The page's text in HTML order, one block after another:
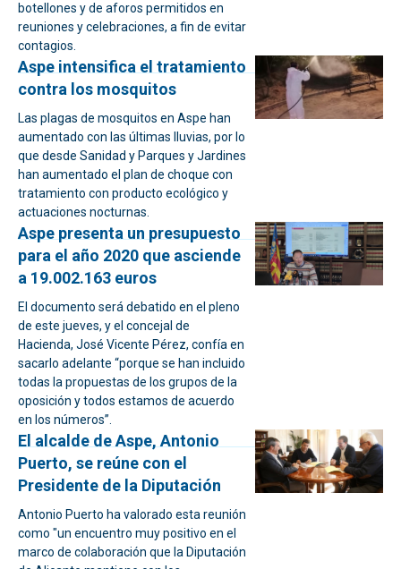
botellones y de aforos permitidos en
reuniones y celebraciones, a fin de evitar
contagios.
Aspe intensifica el tratamiento
contra los mosquitos
Las plagas de mosquitos en Aspe han
aumentado con las últimas lluvias, por lo
que desde Sanidad y Parques y Jardines
han aumentado el plan de choque con
tratamiento con producto ecológico y
actuaciones nocturnas.
Aspe presenta un presupuesto
para el año 2020 que asciende
a 19.002.163 euros
El documento será debatido en el pleno
de este jueves, y el concejal de
Hacienda, José Vicente Pérez, confía en
sacarlo adelante “porque se han incluido
todas la propuestas de los grupos de la
oposición y todos estamos de acuerdo
en los números”.
El alcalde de Aspe, Antonio
Puerto, se reúne con el
Presidente de la Diputación
Antonio Puerto ha valorado esta reunión
como "un encuentro muy positivo en el
marco de colaboración que la Diputación